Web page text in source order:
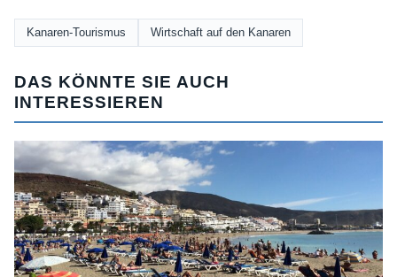
Kanaren-Tourismus Wirtschaft auf den Kanaren
DAS KÖNNTE SIE AUCH
INTERESSIEREN